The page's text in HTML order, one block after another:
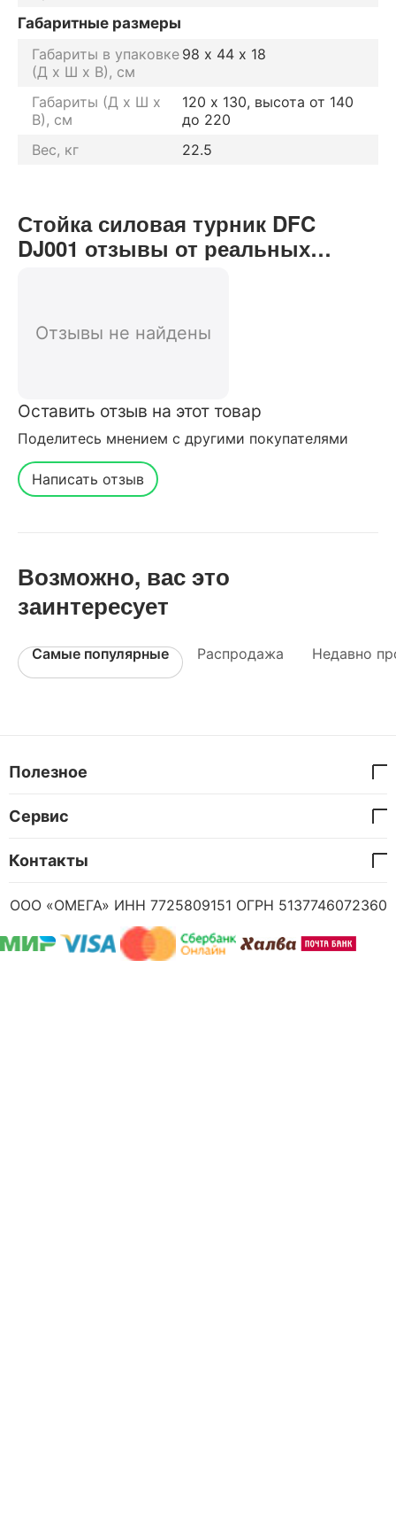
Габаритные размеры
Габариты в упаковке
(Д х Ш х В), см
98 х 44 х 18
Габариты (Д х Ш х
В), см
120 х 130, высота от 140
до 220
Вес, кг
22.5
Стойка силовая турник DFC
DJ001 отзывы от реальных
Отзывы не найдены
Оставить отзыв на этот товар
Поделитесь мнением с другими покупателями
Написать отзыв
Возможно, вас это
заинтересует
Самые популярные Распродажа Недавно
Полезное
Сервис
Контакты
ООО «ОМЕГА» ИНН 7725809151 ОГРН 5137746072360